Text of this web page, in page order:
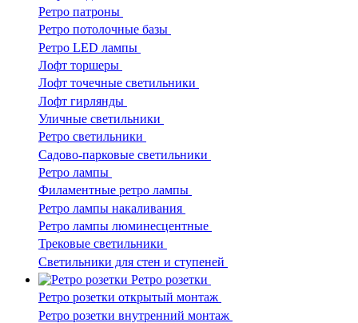
Ретро патроны
Ретро потолочные базы
Ретро LED лампы
Лофт торшеры
Лофт точечные светильники
Лофт гирлянды
Уличные светильники
Ретро светильники
Садово-парковые светильники
Ретро лампы
Филаментные ретро лампы
Ретро лампы накаливания
Ретро лампы люминесцентные
Трековые светильники
Светильники для стен и ступеней
Ретро розетки
Ретро розетки открытый монтаж
Ретро розетки внутренний монтаж